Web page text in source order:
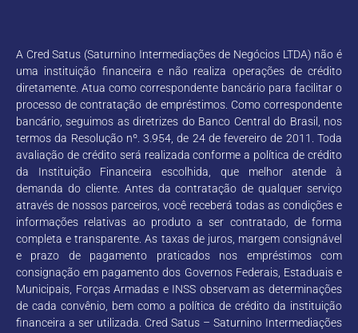
A Cred Satus (Saturnino Intermediações de Negócios LTDA) não é
uma instituição financeira e não realiza operações de crédito
diretamente. Atua como correspondente bancário para facilitar o
processo de contratação de empréstimos. Como correspondente
bancário, seguimos as diretrizes do Banco Central do Brasil, nos
termos da Resolução nº. 3.954, de 24 de fevereiro de 2011. Toda
avaliação de crédito será realizada conforme a política de crédito
da Instituição Financeira escolhida, que melhor atende à
demanda do cliente. Antes da contratação de qualquer serviço
através de nossos parceiros, você receberá todas as condições e
informações relativas ao produto a ser contratado, de forma
completa e transparente. As taxas de juros, margem consignável
e prazo de pagamento praticados nos empréstimos com
consignação em pagamento dos Governos Federais, Estaduais e
Municipais, Forças Armadas e INSS observam as determinações
de cada convênio, bem como a política de crédito da instituição
financeira a ser utilizada. Cred Satus – Saturnino Intermediações